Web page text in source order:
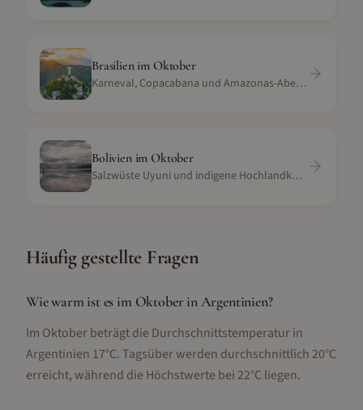
Brasilienim Oktober
Karneval, Copacabana und Amazonas-Abenteuer
Bolivienim Oktober
Salzwüste Uyuni und indigene Hochlandkultur
Häufig gestellte Fragen
Wie warm ist es im Oktober in Argentinien?
Im Oktober beträgt die Durchschnittstemperatur in
Argentinien 17°C. Tagsüber werden durchschnittlich 20°C
erreicht, während die Höchstwerte bei 22°C liegen.